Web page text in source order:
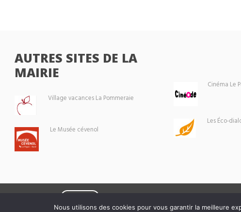
AUTRES SITES DE LA
MAIRIE
Village vacances La Pommeraie
Le Musée cévenol
Cinéma Le
Les Éco-
Nous utilisons des cookies pour vous garantir la meilleure